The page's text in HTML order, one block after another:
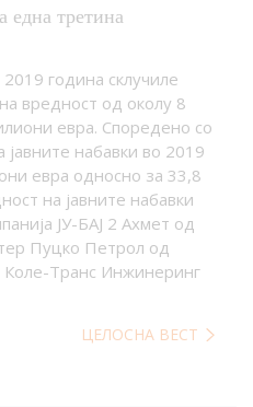
една третина
година склучиле
вредност од околу 8
евра. Споредено со
набавки во 2019
евра односно за 33,8
на јавните набавки
ЈУ-БАЈ 2 Ахмет од
Пуцко Петрол од
Коле-Транс Инжинеринг
ЦЕЛОСНА ВЕСТ